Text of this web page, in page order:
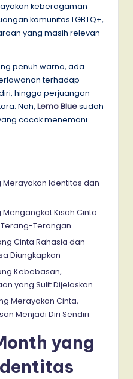
keberagaman
komunitas LGBTQ+,
yang masih relevan
penuh warna, ada
terhadap
hingga perjuangan
Nah, Lemo Bluesudah
cocok menemani
Merayakan Identitas dan
Kisah Cinta
Terangan
Cinta Rahasia dan
Diungkapkan
Kebebasan,
yang Sulit Dijelaskan
Merayakan Cinta,
Menjadi Diri Sendiri
yang